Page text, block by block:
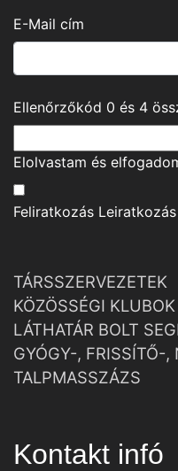
E-Mail cím
Ellenőrzőkód 0 és 4
Elolvastam és
Feliratkozás Leiratkozás
TÁRSSZERVEZETEK
KÖZÖSSÉGI KLUBOK
LÁTHATÁR BOLT
GYÓGY-, FRISSÍTŐ-,
TALPMASSZÁZS
Kontakt infó